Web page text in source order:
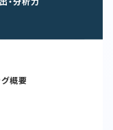
グ概要